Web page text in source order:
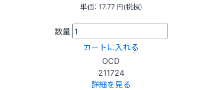
単価： 17.77 円(税抜)
数量
カートに入れる
OCD
211724
詳細を見る